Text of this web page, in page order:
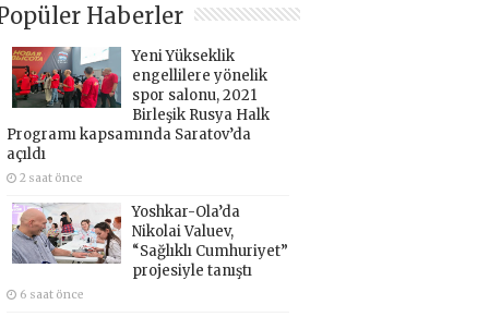
Haberler
Yeni Yükseklik
engellilere yönelik
spor salonu, 2021
Birleşik Rusya Halk
Programı kapsamında Saratov’da
açıldı
2 saat önce
Yoshkar-Ola’da
Nikolai Valuev,
“Sağlıklı Cumhuriyet”
projesiyle tanıştı
6 saat önce